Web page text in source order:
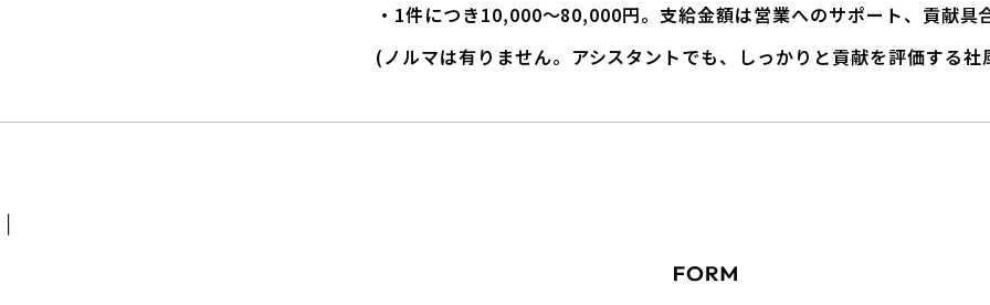
・1件につき10,000～80,000円。支給金額は営業へのサポート、貢献具
(ノルマは有りません。アシスタントでも、しっかりと貢献を評価する社